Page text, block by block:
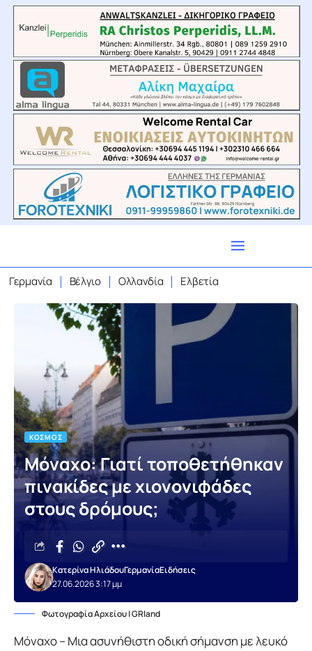
Γερμανία Βέλγιο Ολλανδία Ελβετία
ΚΌΣΜΟΣ
Μόναχο: Γιατί τοποθετήθηκαν
πινακίδες με χιονονιφάδες
στους δρόμους;
27.06.2026 3:17 μμ
Κατερίνα ΗλιάδουΓερμανίαΕιδήσεις
Φωτογραφία Αρχείου | GRland
Μόναχο – Μια ασυνήθιστη οδική σήμανση με λευκό